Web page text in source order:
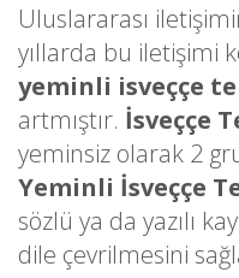
Uluslararası
yıllarda bu iletişimi
yeminli isveççe
artmıştır. İsveççe
yeminsiz olarak 2
Yeminli İsveççe
sözlü ya da yazılı
dile çevrilmesini